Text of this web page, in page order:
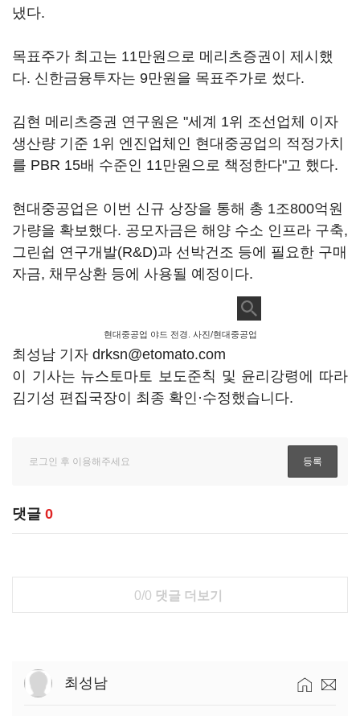
냈다.
목표주가 최고는 11만원으로 메리츠증권이 제시했
다. 신한금융투자는 9만원을 목표주가로 썼다.
김현 메리츠증권 연구원은 "세계 1위 조선업체 이자
생산량 기준 1위 엔진업체인 현대중공업의 적정가치
를 PBR 15배 수준인 11만원으로 책정한다"고 했다.
현대중공업은 이번 신규 상장을 통해 총 1조800억원
가량을 확보했다. 공모자금은 해양 수소 인프라 구축,
그린쉽 연구개발(R&D)과 선박건조 등에 필요한 구매
자금, 채무상환 등에 사용될 예정이다.
현대중공업 야드 전경. 사진/현대중공업
최성남 기자 drksn@etomato.com
이 기사는 뉴스토마토 보도준칙 및 윤리강령에 따라
김기성 편집국장이 최종 확인·수정했습니다.
댓글 0
0/0 댓글 더보기
최성남